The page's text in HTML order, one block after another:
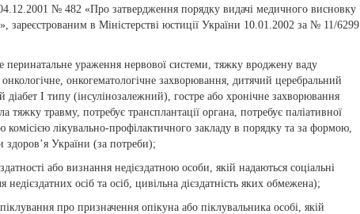
№ 482 «Про затвердження порядку видачі медичного висновку
зареєстрованим в Міністерстві юстиції України 10.01.2002 за № 11/6299
ураження нервової системи, тяжку вроджену ваду
онкогематологічне захворювання, дитячий церебральний
I типу (інсулінозалежний), гостре або хронічне захворювання
травму, потребує трансплантації органа, потребує паліативної
комісією лікувально-профілактичного закладу в порядку та за формою,
здоров’я України (за потреби);
або визнання недієздатною особи, якій надаються соціальні
осіб та осіб, цивільна дієздатність яких обмежена);
про призначення опікуна або піклувальника особі, якій